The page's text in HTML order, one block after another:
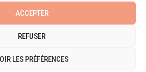
ACCEPTER
REFUSER
LES PRÉFÉRENCES
réservés.